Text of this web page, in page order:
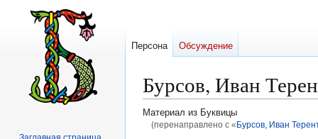
Бурсов, Иван
Материал из Буквицы
(перенаправлено с « Бурсов, Иван
Персона Обсуждение